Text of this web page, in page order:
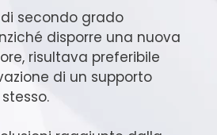
secondo grado
disporre una nuova
risultava preferibile
di un supporto